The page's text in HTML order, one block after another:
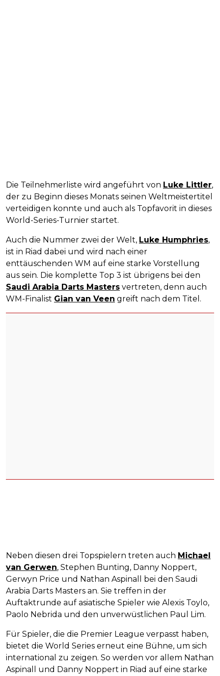
Die Teilnehmerliste wird angeführt von Luke Littler,
der zu Beginn dieses Monats seinen Weltmeistertitel
verteidigen konnte und auch als Topfavorit in dieses
World-Series-Turnier startet.
Auch die Nummer zwei der Welt, Luke Humphries,
ist in Riad dabei und wird nach einer
enttäuschenden WM auf eine starke Vorstellung
aus sein. Die komplette Top 3 ist übrigens bei den
Saudi Arabia Darts Masters vertreten, denn auch
WM-Finalist Gian van Veen greift nach dem Titel.
Neben diesen drei Topspielern treten auch Michael
van Gerwen, Stephen Bunting, Danny Noppert,
Gerwyn Price und Nathan Aspinall bei den Saudi
Arabia Darts Masters an. Sie treffen in der
Auftaktrunde auf asiatische Spieler wie Alexis Toylo,
Paolo Nebrida und den unverwüstlichen Paul Lim.
Für Spieler, die die Premier League verpasst haben,
bietet die World Series erneut eine Bühne, um sich
international zu zeigen. So werden vor allem Nathan
Aspinall und Danny Noppert in Riad auf eine starke